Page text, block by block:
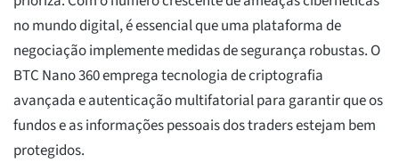
no mundo digital, é essencial que uma plataforma de
negociação implemente medidas de segurança robustas. O
BTC Nano 360 emprega tecnologia de criptografia
avançada e autenticação multifatorial para garantir que os
fundos e as informações pessoais dos traders estejam bem
protegidos.